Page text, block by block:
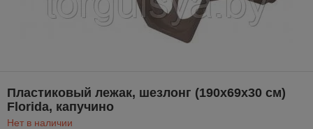
Пластиковый лежак, шезлонг (190x69x30 см)
Florida, капучино
Нет в наличии